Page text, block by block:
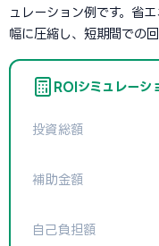
ュレーション例です。省
幅に圧縮し、短期間での回
ROIシミュレーシ
投資総額
補助金額
自己負担額